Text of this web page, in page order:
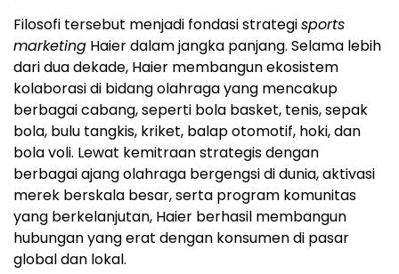
Filosofi tersebut menjadi fondasi strategisports
marketing Haier dalam jangka panjang. Selama lebih
dari dua dekade, Haier membangun ekosistem
kolaborasi di bidang olahraga yang mencakup
berbagai cabang, seperti bola basket, tenis, sepak
bola, bulu tangkis, kriket, balap otomotif, hoki, dan
bola voli. Lewat kemitraan strategis dengan
berbagai ajang olahraga bergengsi di dunia, aktivasi
merek berskala besar, serta program komunitas
yang berkelanjutan, Haier berhasil membangun
hubungan yang erat dengan konsumen di pasar
global dan lokal.